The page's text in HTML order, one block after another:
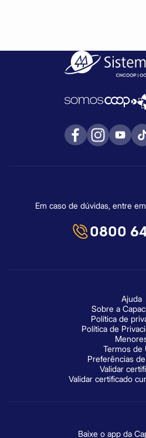
Em caso de dúvidas, entre
0800
Ajuda
Sobre a
Política de
Política de
Termos de
Preferências
Validar
Validar certificado
Baixe o app da